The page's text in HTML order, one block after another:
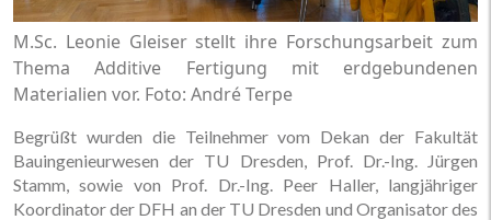
M.Sc. Leonie Gleiser stellt ihre Forschungsarbeit zum
Thema Additive Fertigung mit erdgebundenen
Materialien vor. Foto: André Terpe
Begrüßt wurden die Teilnehmer vom Dekan der Fakultät
Bauingenieurwesen der TU Dresden, Prof. Dr.-Ing. Jürgen
Stamm, sowie von Prof. Dr.-Ing. Peer Haller, langjähriger
Koordinator der DFH an der TU Dresden und Organisator des